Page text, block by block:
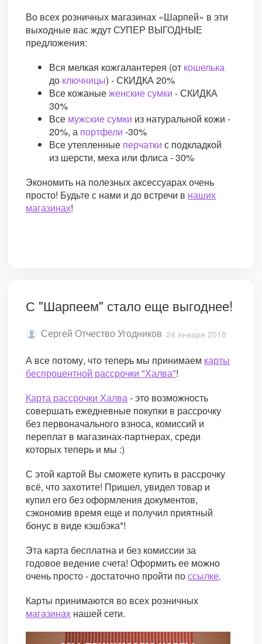
Во всех розничных магазинах «Шарпей» в эти
выходные вас ждут СУПЕР ВЫГОДНЫЕ
предложения:
Вся мелкая кожгалантерея (от кошелька
до ключницы) - СКИДКА 20%
Все кожаныеженские сумки - СКИДКА
30%
Все мужские сумки из натуральной кожи -
20%, а портфели -30%
Все утепленные перчатки с подкладкой
из шерсти, меха или флиса - 30%
Экономить на полезных аксессуарах очень
просто! Будьте с нами и до встречи в наших
магазинах!
С "Шарпеем" стало еще выгоднее!
Сергей Отчество Угодников 24 января 2018
А все потому, что теперь мы принимаем карты
беспроцентной рассрочки "Халва"!
Карта рассрочки Халва - это возможность
совершать ежедневные покупки в рассрочку
без первоначального взноса, комиссий и
переплат в магазинах-партнерах, среди
которых теперь и мы :)
С этой картой Вы сможете купить в рассрочку
всё, что захотите! Пришел, увидел товар и
купил его без оформления документов,
сэкономив время еще и получил приятный
бонус в виде кэшбэка*!
Эта карта бесплатна и без комиссии за
годовое ведение счета! Оформить ее можно
очень просто - достаточно пройти поссылке.
Карты принимаются во всех розничных
магазинах нашей сети.